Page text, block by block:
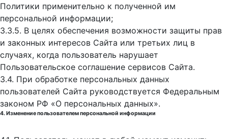
Политики применительно к полученной им
персональной информации;
3.3.5. В целях обеспечения возможности защиты прав
и законных интересов Сайта или третьих лиц в
случаях, когда пользователь нарушает
Пользовательское соглашение сервисов Сайта.
3.4. При обработке персональных данных
пользователей Сайта руководствуется Федеральным
законом РФ «О персональных данных».
4. Изменение пользователем персональной информации